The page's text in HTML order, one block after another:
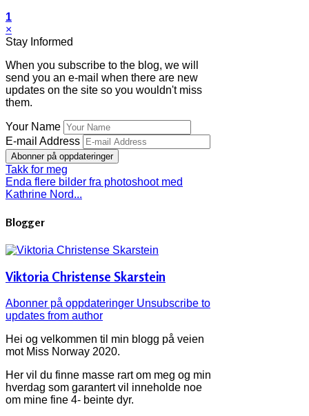
1
×
Stay Informed
When you subscribe to the blog, we will
send you an e-mail when there are new
updates on the site so you wouldn't miss
them.
Your Name
E-mail Address
Abonner på oppdateringer
Takk for meg
Enda flere bilder fra photoshoot med
Kathrine Nord...
Blogger
Viktoria Christense Skarstein
Abonner på oppdateringer Unsubscribe to
updates from author
Hei og velkommen til min blogg på veien
mot Miss Norway 2020.
Her vil du finne masse rart om meg og min
hverdag som garantert vil inneholde noe
om mine fine 4- beinte dyr.